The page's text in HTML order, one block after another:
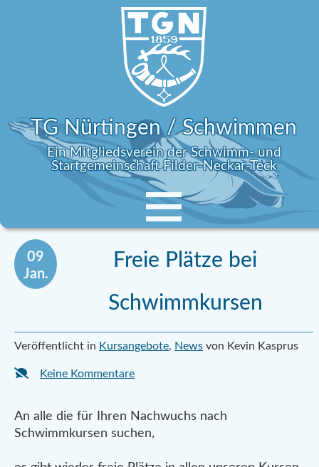
TG Nürtingen / Schwimmen
Ein Mitgliedsverein der Schwimm- und
Startgemeinschaft Filder-Neckar-Teck
09
Jan.
Freie Plätze bei
Schwimmkursen
Veröffentlicht in Kursangebote, News von Kevin Kasprus
Keine Kommentare
An alle die für Ihren Nachwuchs nach
Schwimmkursen suchen,